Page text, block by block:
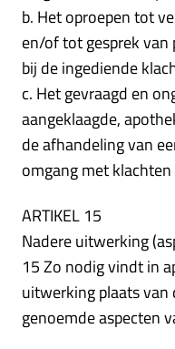
b. Het oproepen tot
en/of tot gesprek
bij de ingediende
c. Het gevraagd en
aangeklaagde,
de afhandeling van
omgang met
ARTIKEL 15
Nadere uitwerking
15 Zo nodig vindt in
uitwerking plaats
genoemde aspecten